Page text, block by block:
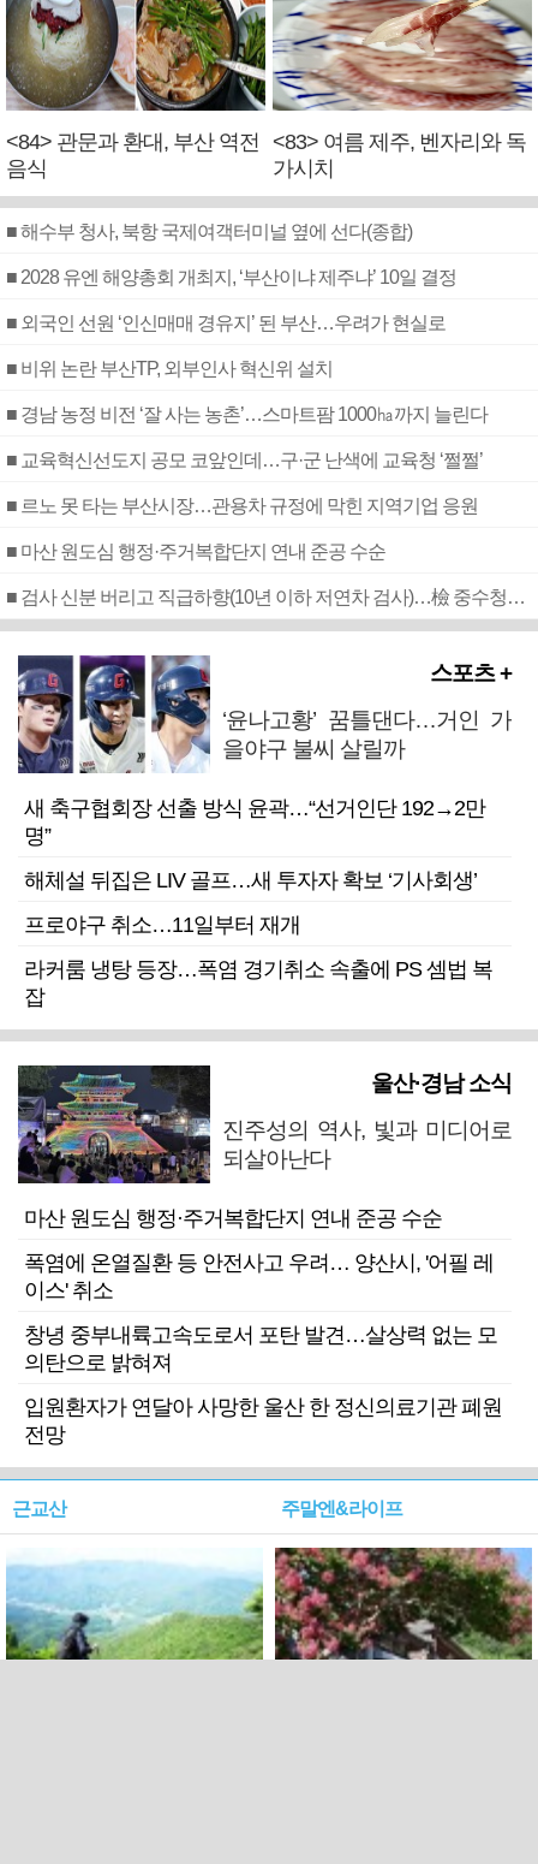
<84> 관문과 환대, 부산 역전
음식
<83> 여름 제주, 벤자리와 독
가시치
■ 해수부 청사, 북항 국제여객터미널 옆에 선다(종합)
■ 2028 유엔 해양총회 개최지, ‘부산이냐 제주냐’ 10일 결정
■ 외국인 선원 ‘인신매매 경유지’ 된 부산…우려가 현실로
■ 비위 논란 부산TP, 외부인사 혁신위 설치
■ 경남 농정 비전 ‘잘 사는 농촌’…스마트팜 1000㏊까지 늘린다
■ 교육혁신선도지 공모 코앞인데…구·군 난색에 교육청 ‘쩔쩔’
■ 르노 못 타는 부산시장…관용차 규정에 막힌 지역기업 응원
■ 마산 원도심 행정·주거복합단지 연내 준공 수순
■ 검사 신분 버리고 직급하향(10년 이하 저연차 검사)…檢 중수청행 기피
스포츠 +
‘윤나고황’ 꿈틀댄다…거인 가
을야구 불씨 살릴까
새 축구협회장 선출 방식 윤곽…“선거인단 192→2만
명”
해체설 뒤집은 LIV 골프…새 투자자 확보 ‘기사회생’
프로야구 취소…11일부터 재개
라커룸 냉탕 등장…폭염 경기취소 속출에 PS 셈법 복
잡
울산·경남 소식
진주성의 역사, 빛과 미디어로
되살아난다
마산 원도심 행정·주거복합단지 연내 준공 수순
폭염에 온열질환 등 안전사고 우려… 양산시, '어필 레
이스' 취소
창녕 중부내륙고속도로서 포탄 발견…살상력 없는 모
의탄으로 밝혀져
입원환자가 연달아 사망한 울산 한 정신의료기관 폐원
전망
근교산 주말엔&라이프